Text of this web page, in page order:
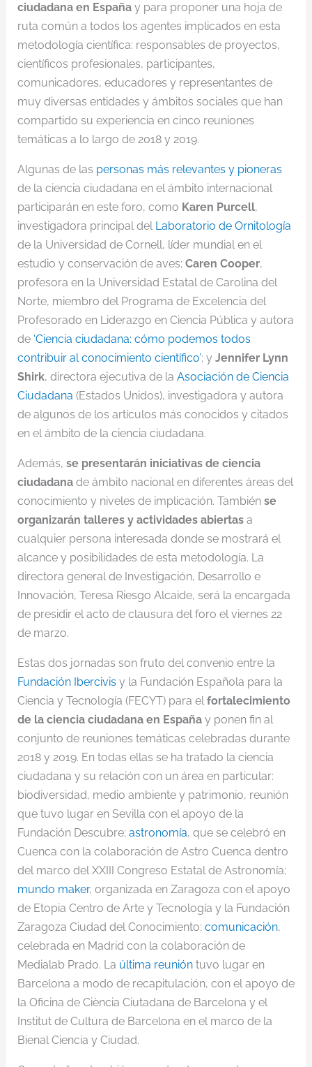
ciudadana en Españay para proponer una hoja de
ruta común a todos los agentes implicados en esta
metodología científica: responsables de proyectos,
científicos profesionales, participantes,
comunicadores, educadores y representantes de
muy diversas entidades y ámbitos sociales que han
compartido su experiencia en cinco reuniones
temáticas a lo largo de 2018 y 2019.
Algunas de las personas más relevantes y pioneras
de la ciencia ciudadana en el ámbito internacional
participarán en este foro, como Karen Purcell,
investigadora principal del Laboratorio de Ornitología
de la Universidad de Cornell, líder mundial en el
estudio y conservación de aves; Caren Cooper,
profesora en la Universidad Estatal de Carolina del
Norte, miembro del Programa de Excelencia del
Profesorado en Liderazgo en Ciencia Pública y autora
de ‘Ciencia ciudadana: cómo podemos todos
contribuir al conocimiento científico’; y Jennifer Lynn
Shirk, directora ejecutiva de la Asociación de Ciencia
Ciudadana (Estados Unidos), investigadora y autora
de algunos de los artículos más conocidos y citados
en el ámbito de la ciencia ciudadana.
Además, se presentarán iniciativas de ciencia
ciudadana de ámbito nacional en diferentes áreas del
conocimiento y niveles de implicación. También se
organizarán talleres y actividades abiertasa
cualquier persona interesada donde se mostrará el
alcance y posibilidades de esta metodología. La
directora general de Investigación, Desarrollo e
Innovación, Teresa Riesgo Alcaide, será la encargada
de presidir el acto de clausura del foro el viernes 22
de marzo.
Estas dos jornadas son fruto del convenio entre la
Fundación Ibercivis y la Fundación Española para la
Ciencia y Tecnología (FECYT) para elfortalecimiento
de la ciencia ciudadana en Españay ponen fin al
conjunto de reuniones temáticas celebradas durante
2018 y 2019. En todas ellas se ha tratado la ciencia
ciudadana y su relación con un área en particular:
biodiversidad, medio ambiente y patrimonio, reunión
que tuvo lugar en Sevilla con el apoyo de la
Fundación Descubre; astronomía, que se celebró en
Cuenca con la colaboración de Astro Cuenca dentro
del marco del XXIII Congreso Estatal de Astronomía;
mundo maker, organizada en Zaragoza con el apoyo
de Etopia Centro de Arte y Tecnología y la Fundación
Zaragoza Ciudad del Conocimiento; comunicación,
celebrada en Madrid con la colaboración de
Medialab Prado. La última reunióntuvo lugar en
Barcelona a modo de recapitulación, con el apoyo de
la Oficina de Ciència Ciutadana de Barcelona y el
Institut de Cultura de Barcelona en el marco de la
Bienal Ciencia y Ciudad.